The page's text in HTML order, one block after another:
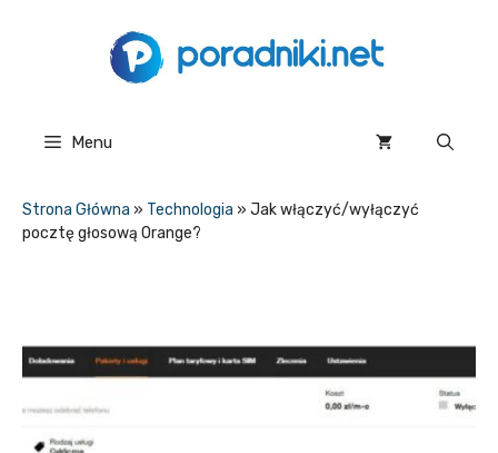
Menu
Strona Główna » Technologia » Jak włączyć/wyłączyć
pocztę głosową Orange?